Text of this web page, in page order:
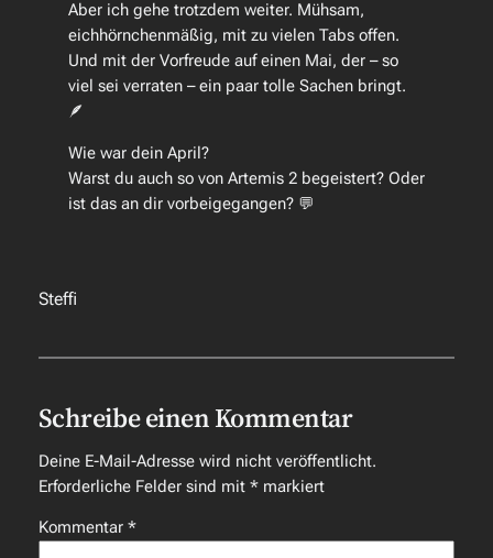
Aber ich gehe trotzdem weiter. Mühsam,
eichhörnchenmäßig, mit zu vielen Tabs offen.
Und mit der Vorfreude auf einen Mai, der – so
viel sei verraten – ein paar tolle Sachen bringt.
🪶
Wie war dein April?
Warst du auch so von Artemis 2 begeistert? Oder
ist das an dir vorbeigegangen?💬
Steffi
Schreibe einen Kommentar
Deine E-Mail-Adresse wird nicht veröffentlicht.
Erforderliche Felder sind mit *markiert
Kommentar *